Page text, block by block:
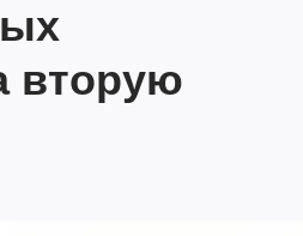
вторую